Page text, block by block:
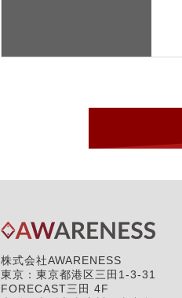
株式会社AWARENESS
東京：東京都港区三田1-3-31
FORECAST三田 4F